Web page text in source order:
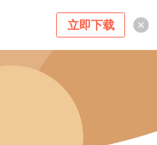
立即下载